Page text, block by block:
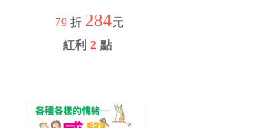
79 折 284元
紅利 2 點